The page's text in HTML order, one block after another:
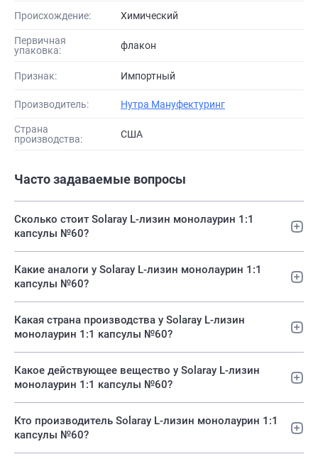
Происхождение: Химический
Первичная
упаковка:
флакон
Признак: Импортный
Производитель: Нутра Мануфектуринг
Страна
производства:
США
Часто задаваемые вопросы
Сколько стоит Solaray L-лизин монолаурин 1:1
капсулы №60?
Какие аналоги у Solaray L-лизин монолаурин 1:1
капсулы №60?
Какая страна производства у Solaray L-лизин
монолаурин 1:1 капсулы №60?
Какое действующее вещество у Solaray L-лизин
монолаурин 1:1 капсулы №60?
Кто производитель Solaray L-лизин монолаурин 1:1
капсулы №60?